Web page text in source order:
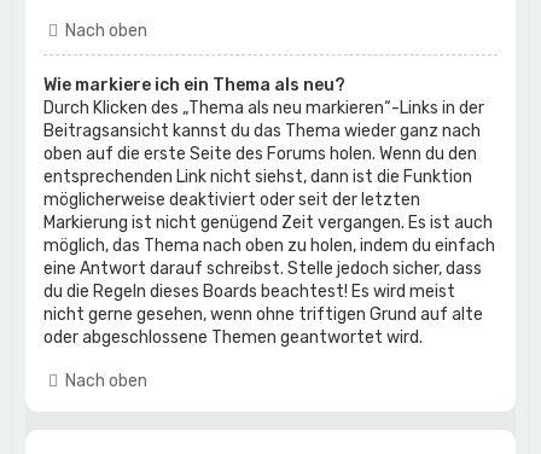
Nach oben
Wie markiere ich ein Thema als neu?
Durch Klicken des „Thema als neu markieren“-Links in der
Beitragsansicht kannst du das Thema wieder ganz nach
oben auf die erste Seite des Forums holen. Wenn du den
entsprechenden Link nicht siehst, dann ist die Funktion
möglicherweise deaktiviert oder seit der letzten
Markierung ist nicht genügend Zeit vergangen. Es ist auch
möglich, das Thema nach oben zu holen, indem du einfach
eine Antwort darauf schreibst. Stelle jedoch sicher, dass
du die Regeln dieses Boards beachtest! Es wird meist
nicht gerne gesehen, wenn ohne triftigen Grund auf alte
oder abgeschlossene Themen geantwortet wird.
Nach oben